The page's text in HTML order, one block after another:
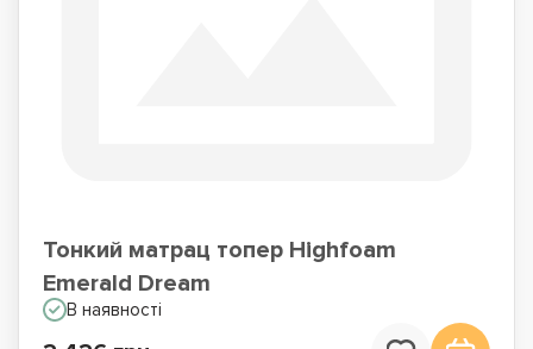
Тонкий матрац топер Highfoam
Emerald Dream
В наявності